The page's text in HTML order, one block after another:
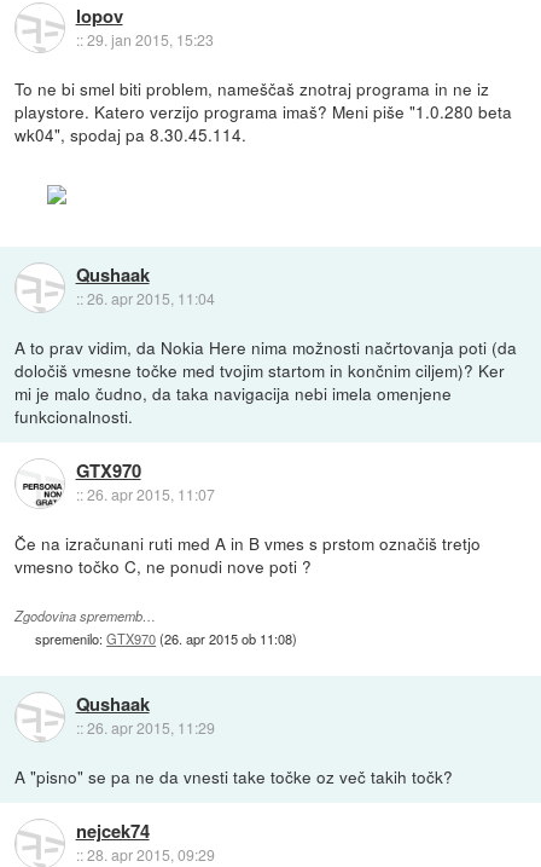
lopov
::29. jan 2015, 15:23
To ne bi smel biti problem, nameščaš znotraj programa in ne iz
playstore. Katero verzijo programa imaš? Meni piše "1.0.280 beta
wk04", spodaj pa 8.30.45.114.
Qushaak
::26. apr 2015, 11:04
A to prav vidim, da Nokia Here nima možnosti načrtovanja poti (da
določiš vmesne točke med tvojim startom in končnim ciljem)? Ker
mi je malo čudno, da taka navigacija nebi imela omenjene
funkcionalnosti.
GTX970
::26. apr 2015, 11:07
Če na izračunani ruti med A in B vmes s prstom označiš tretjo
vmesno točko C, ne ponudi nove poti ?
Zgodovina sprememb…
spremenilo:GTX970(26. apr 2015 ob 11:08)
Qushaak
::26. apr 2015, 11:29
A "pisno" se pa ne da vnesti take točke oz več takih točk?
nejcek74
::28. apr 2015, 09:29